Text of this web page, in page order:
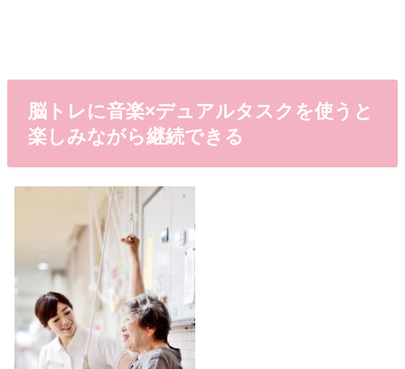
脳トレに音楽×デュアルタスクを使うと
楽しみながら継続できる